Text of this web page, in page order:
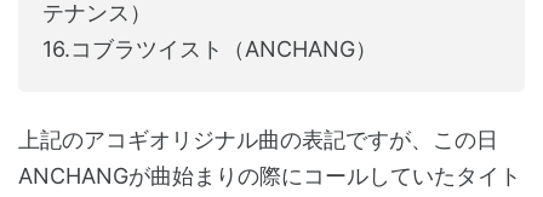
テナンス）
16.コブラツイスト（ANCHANG）
上記のアコギオリジナル曲の表記ですが、この日
ANCHANGが曲始まりの際にコールしていたタイト